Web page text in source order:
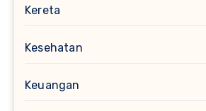
Kereta
Kesehatan
Keuangan